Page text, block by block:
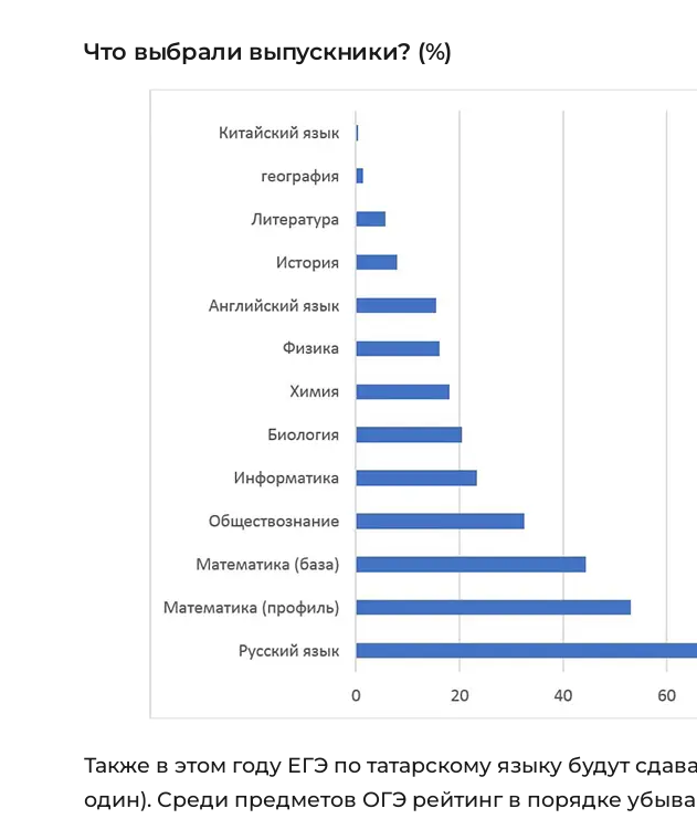
Что выбрали выпускники? (%)
Также в этом году ЕГЭ по татарскому языку будут
один). Среди предметов ОГЭ рейтинг в порядке